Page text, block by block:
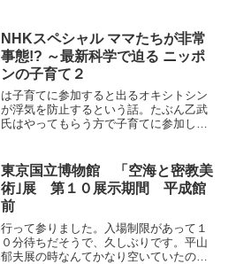
と。また、要するにステロイド系が効く
のではないかという話。こ...
NHKスペシャル ママたちが非常
事態!? ～最新科学で迫る ニッポ
ンの子育て２
は子育てに参加すると出るオキシトシン
が浮気を防止するという話。たぶん乙武
氏はやってもらう方で子育てに参加して
供を育てることに集中するべきだという
処方箋をだれかが書いて渡...
東京国立博物館 「空海と密教美
術｣展 第１０展示期間 平成館
前
行って参りました。入場制限があって１
０分待ちだそうで、久しぶりです。平山
郁夫展の時なんてかなり空いていたので